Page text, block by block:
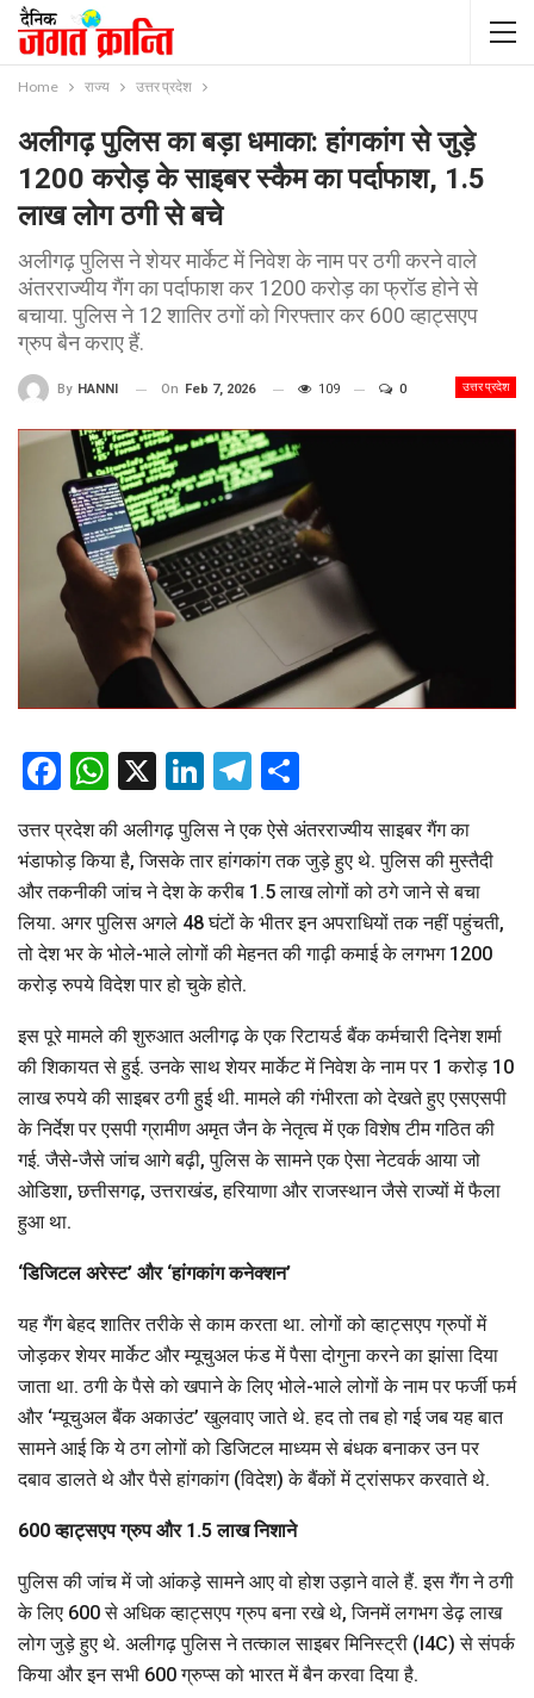
Home राज्य उत्तर प्रदेश
अलीगढ़ पुलिस का बड़ा धमाका: हांगकांग से जुड़े
1200 करोड़ के साइबर स्कैम का पर्दाफाश, 1.5
लाख लोग ठगी से बचे
अलीगढ़ पुलिस ने शेयर मार्केट में निवेश के नाम पर ठगी करने वाले
अंतरराज्यीय गैंग का पर्दाफाश कर 1200 करोड़ का फ्रॉड होने से
बचाया. पुलिस ने 12 शातिर ठगों को गिरफ्तार कर 600 व्हाट्सएप
ग्रुप बैन कराए हैं.
उत्तर प्रदेश
By HANNI On Feb 7, 2026 109 0
Facebook
WhatsApp
X LinkedIn
Telegram
उत्तर प्रदेश की अलीगढ़ पुलिस ने एक ऐसे अंतरराज्यीय साइबर गैंग का
भंडाफोड़ किया है, जिसके तार हांगकांग तक जुड़े हुए थे. पुलिस की मुस्तैदी
और तकनीकी जांच ने देश के करीब 1.5 लाख लोगों को ठगे जाने से बचा
लिया. अगर पुलिस अगले 48 घंटों के भीतर इन अपराधियों तक नहीं पहुंचती,
तो देश भर के भोले-भाले लोगों की मेहनत की गाढ़ी कमाई के लगभग 1200
करोड़ रुपये विदेश पार हो चुके होते.
इस पूरे मामले की शुरुआत अलीगढ़ के एक रिटायर्ड बैंक कर्मचारी दिनेश शर्मा
की शिकायत से हुई. उनके साथ शेयर मार्केट में निवेश के नाम पर 1 करोड़ 10
लाख रुपये की साइबर ठगी हुई थी. मामले की गंभीरता को देखते हुए एसएसपी
के निर्देश पर एसपी ग्रामीण अमृत जैन के नेतृत्व में एक विशेष टीम गठित की
गई. जैसे-जैसे जांच आगे बढ़ी, पुलिस के सामने एक ऐसा नेटवर्क आया जो
ओडिशा, छत्तीसगढ़, उत्तराखंड, हरियाणा और राजस्थान जैसे राज्यों में फैला
हुआ था.
‘डिजिटल अरेस्ट’ और ‘हांगकांग कनेक्शन’
यह गैंग बेहद शातिर तरीके से काम करता था. लोगों को व्हाट्सएप ग्रुपों में
जोड़कर शेयर मार्केट और म्यूचुअल फंड में पैसा दोगुना करने का झांसा दिया
जाता था. ठगी के पैसे को खपाने के लिए भोले-भाले लोगों के नाम पर फर्जी फर्म
और ‘म्यूचुअल बैंक अकाउंट’ खुलवाए जाते थे. हद तो तब हो गई जब यह बात
सामने आई कि ये ठग लोगों को डिजिटल माध्यम से बंधक बनाकर उन पर
दबाव डालते थे और पैसे हांगकांग (विदेश) के बैंकों में ट्रांसफर करवाते थे.
600 व्हाट्सएप ग्रुप और 1.5 लाख निशाने
पुलिस की जांच में जो आंकड़े सामने आए वो होश उड़ाने वाले हैं. इस गैंग ने ठगी
के लिए 600 से अधिक व्हाट्सएप ग्रुप बना रखे थे, जिनमें लगभग डेढ़ लाख
लोग जुड़े हुए थे. अलीगढ़ पुलिस ने तत्काल साइबर मिनिस्ट्री (I4C) से संपर्क
किया और इन सभी 600 ग्रुप्स को भारत में बैन करवा दिया है.